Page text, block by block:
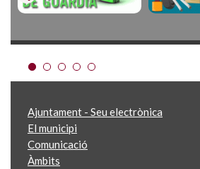
Ajuntament - Seu electrònica
El municipi
Comunicació
Àmbits